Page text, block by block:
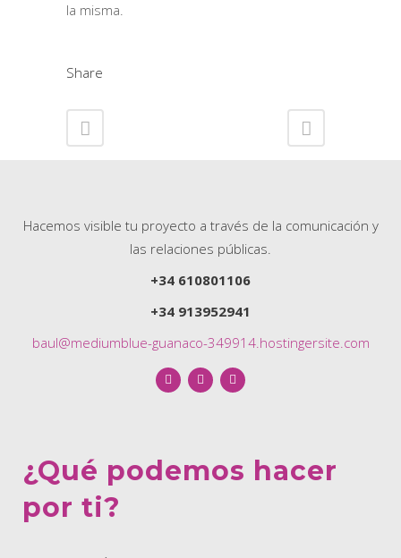
la misma.
Share
Hacemos visible tu proyecto a través de la comunicación y
las relaciones públicas.
+34 610801106
+34 913952941
baul@mediumblue-guanaco-349914.hostingersite.com
¿Qué podemos hacer
por ti?